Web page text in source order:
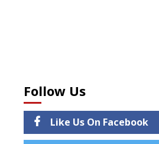
Follow Us
Like Us On Facebook